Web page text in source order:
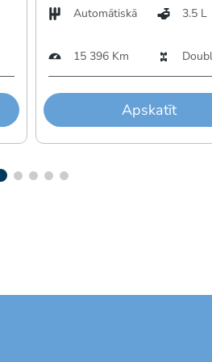
Automātiskā 3.5 L
15 396 Km
Apskatīt